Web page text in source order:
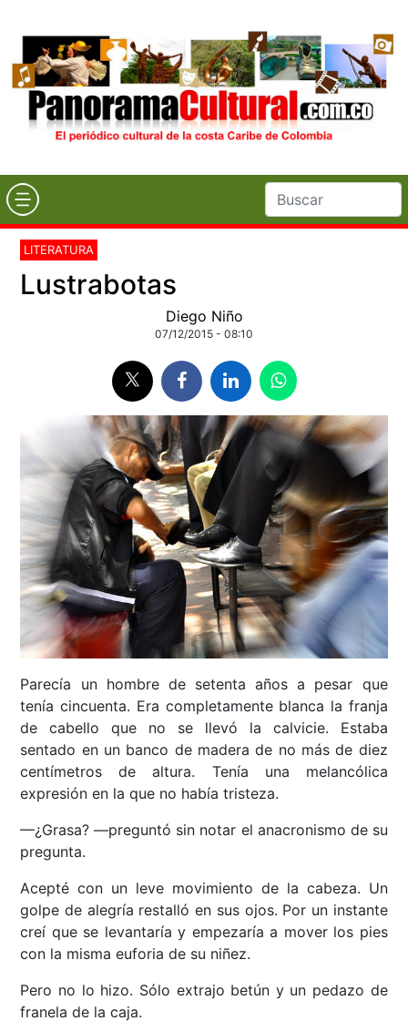
LITERATURA
Lustrabotas
Diego Niño
07/12/2015 - 08:10
Parecía un hombre de setenta años a pesar que
tenía cincuenta. Era completamente blanca la franja
de cabello que no se llevó la calvicie. Estaba
sentado en un banco de madera de no más de diez
centímetros de altura. Tenía una melancólica
expresión en la que no había tristeza.
—¿Grasa? —preguntó sin notar el anacronismo de su
pregunta.
Acepté con un leve movimiento de la cabeza. Un
golpe de alegría restalló en sus ojos. Por un instante
creí que se levantaría y empezaría a mover los pies
con la misma euforia de su niñez.
Pero no lo hizo. Sólo extrajo betún y un pedazo de
franela de la caja.